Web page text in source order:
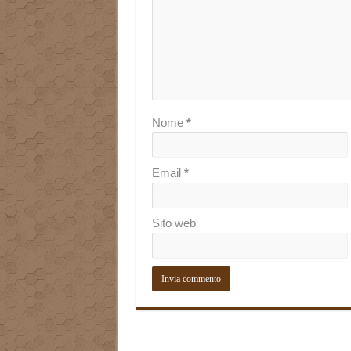
Nome *
Email *
Sito web